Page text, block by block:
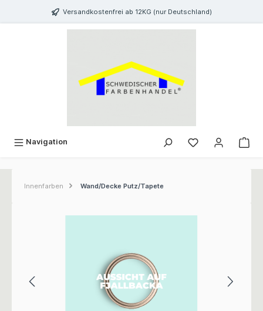
springen Versandkostenfrei ab 12KG (nur Deutschland)
Navigation
Innenfarben Wand/Decke Putz/Tapete